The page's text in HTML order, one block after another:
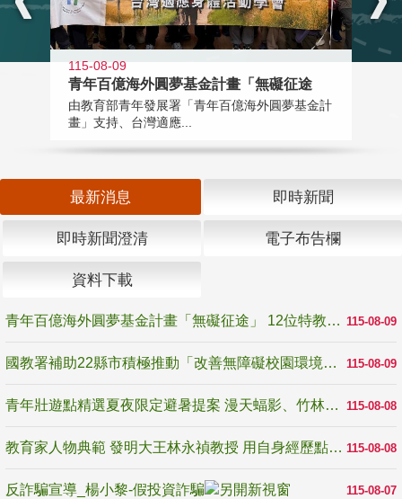
115-08-09
青年百億海外圓夢基金計畫「無礙征途
由教育部青年發展署「青年百億海外圓夢基金計
畫」支持、台灣適應...
最新消息 即時新聞
即時新聞澄清 電子布告欄
資料下載
115-08-09
青年百億海外圓夢基金計畫「無礙征途」 12位特教與弱勢青年勇闖西班牙 跨越感官限制見證生命蛻變
115-08-09
國教署補助22縣市積極推動「改善無障礙校園環境計畫」 打造友善、安全、無礙學習空間
115-08-08
青年壯遊點精選夏夜限定避暑提案 漫天蝠影、竹林尋蛙、茶香夜觀 邀青年暮色出發
115-08-08
教育家人物典範 發明大王林永禎教授 用自身經歷點亮學生的路
115-08-07
反詐騙宣導_楊小黎-假投資詐騙